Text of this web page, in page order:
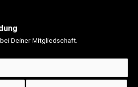
Deiner Mitgliedschaft.